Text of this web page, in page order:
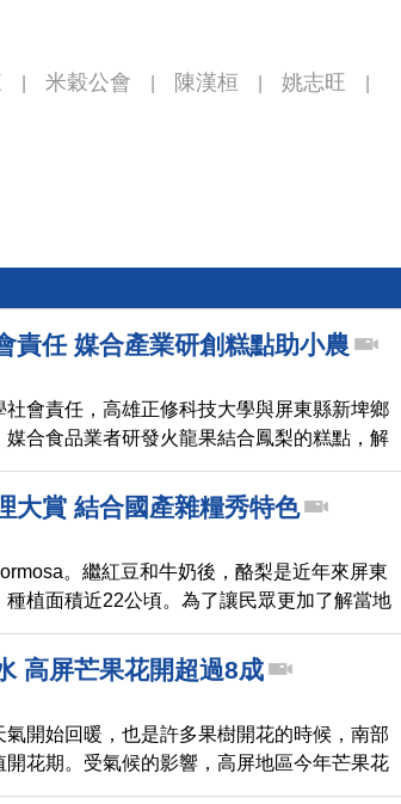
米穀公會 陳漢桓 姚志旺
責任 媒合產業研創糕點助小農
會責任，高雄正修科技大學與屏東縣新埤鄉
合食品業者研發火龍果結合鳳梨的糕點，解
衝擊的困境。
大賞 結合國產雜糧秀特色
。繼紅豆和牛奶後，酪梨是近年來屏東
植面積近22公頃。為了讓民眾更加了解當地
萬丹鄉農會特別舉辦推廣活動，希望大家都
理。
高屏芒果花開超過8成
開始回暖，也是許多果樹開花的時候，南部
花期。受氣候的影響，高屏地區今年芒果花
估都有開超過8成的花量，但花開得茂盛是否